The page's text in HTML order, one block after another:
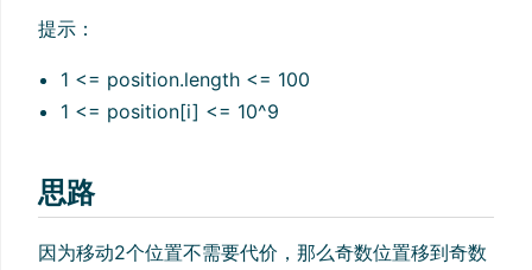
提示：
1 <= position.length <= 100
1 <= position[i] <= 10^9
思路
因为移动2个位置不需要代价，那么奇数位置移到奇数